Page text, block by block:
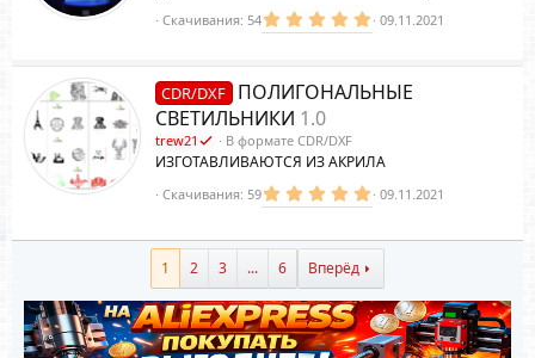
5
.
0
з
в
Скачивания 54 09.11.2021
CDR/DXF
ПОЛИГОНАЛЬНЫЕ
СВЕТИЛЬНИКИ 1.0
trew21 В формате CDR/DXF
ИЗГОТАВЛИВАЮТСЯ ИЗ АКРИЛА
5
.
0
з
ё
з
д
Скачивания 59 09.11.2021
1 2 3 ... 6 Вперёд